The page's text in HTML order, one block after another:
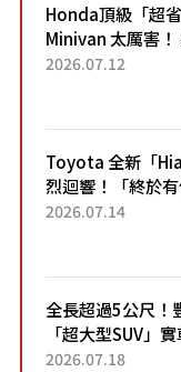
Honda頂級「超省
Minivan 太厲害！
「真皮座椅」與專
「三...
2026.07.12
Toyota 全新「
烈迴響！「終於
了！」「哪個等級
車？...
2026.07.14
全長超過5公尺！
「超大型SUV」
載後輪也會轉向的
2026.07.18